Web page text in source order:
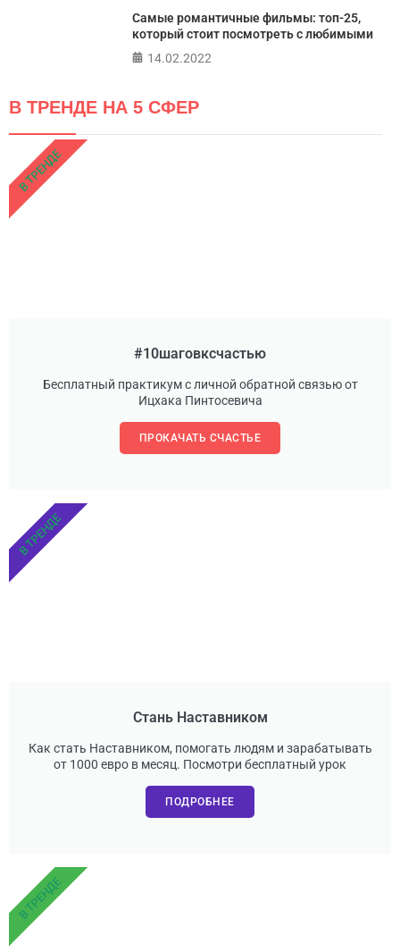
Самые романтичные фильмы: топ-25,
который стоит посмотреть с любимыми
14.02.2022
В ТРЕНДЕ НА 5 СФЕР
#10шаговксчастью
Бесплатный практикум с личной обратной связью от
Ицхака Пинтосевича
ПРОКАЧАТЬ СЧАСТЬЕ
В ТРЕНДЕ
Стань Наставником
Как стать Наставником, помогать людям и зарабатывать
от 1000 евро в месяц. Посмотри бесплатный урок
ПОДРОБНЕЕ
В ТРЕНДЕ
В ТРЕНДЕ